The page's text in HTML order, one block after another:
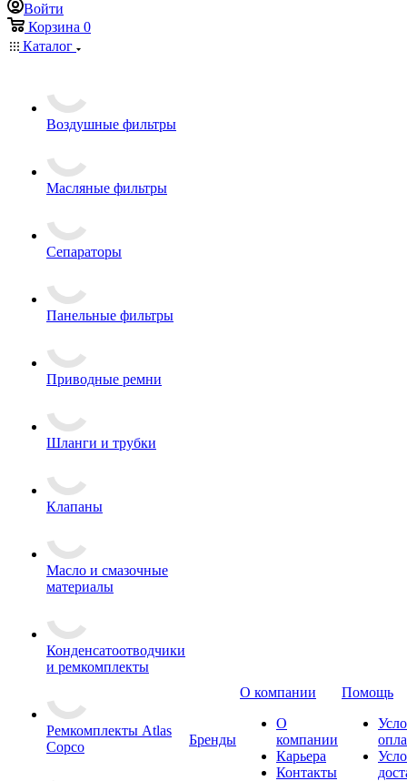
Войти
Корзина 0
Каталог
Воздушные фильтры
Масляные фильтры
Сепараторы
Панельные фильтры
Приводные ремни
Шланги и трубки
Клапаны
Масло и смазочные
материалы
Конденсатоотводчики
и ремкомплекты
Ремкомплекты Atlas
Copco
Бренды
О компании
О
компании
Карьера
Контакты
Помощь